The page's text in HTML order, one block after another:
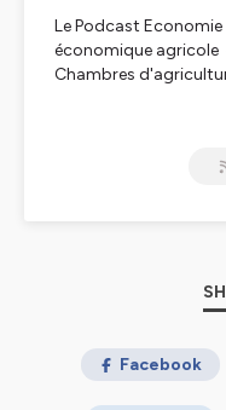
Le Podcast
économique agricole
Chambres
Facebook